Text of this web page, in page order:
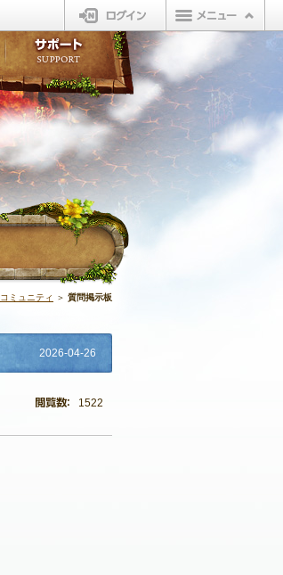
ログイン
コミュニティ ＞ 質問掲示板
2026-04-26
1522
ショップ
販売アイテム
ビューティーショップ
オープンマーケットサポート
不具合対応状況
アンケート